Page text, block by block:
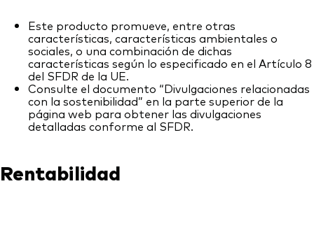
Este producto promueve, entre otras
características, características ambientales o
sociales, o una combinación de dichas
características según lo especificado en el Artículo 8
del SFDR de la UE.
Consulte el documento “Divulgaciones relacionadas
con la sostenibilidad” en la parte superior de la
página web para obtener las divulgaciones
detalladas conforme al SFDR.
Rentabilidad